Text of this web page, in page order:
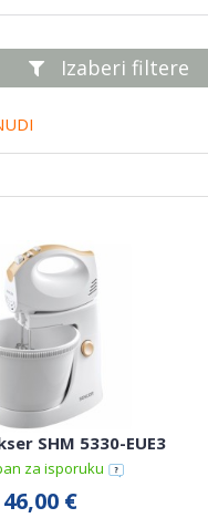
Izaberi filtere
SHM 5330-EUE3
za isporuku
46,00 €